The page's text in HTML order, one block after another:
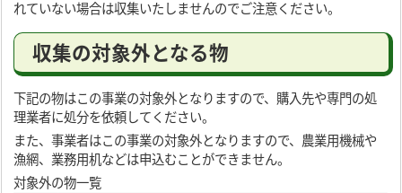
れていない場合は収集いたしませんのでご注意ください。
収集の対象外となる物
下記の物はこの事業の対象外となりますので、購入先や専門の処
理業者に処分を依頼してください。
また、事業者はこの事業の対象外となりますので、農業用機械や
漁網、業務用机などは申込むことができません。
対象外の物一覧